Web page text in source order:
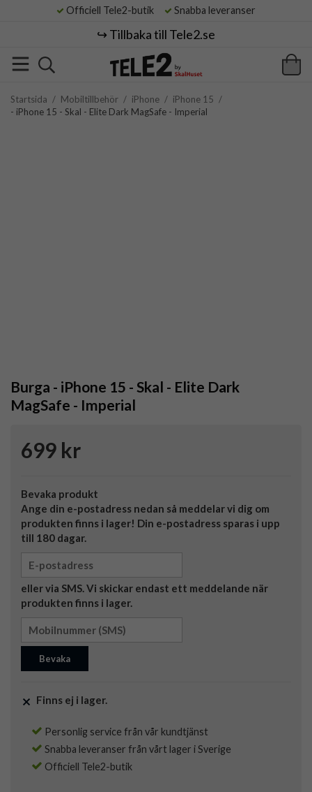
Officiell Tele2-butik Snabba leveranser
↪️ Tillbaka till Tele2.se
Startsida / Mobiltillbehör / iPhone / iPhone 15 /
- iPhone 15 - Skal - Elite Dark MagSafe - Imperial
Burga - iPhone 15 - Skal - Elite Dark
MagSafe - Imperial
699 kr
Bevaka produkt
Ange din e-postadress nedan så meddelar vi dig om
produkten finns i lager! Din e-postadress sparas i upp
till 180 dagar.
eller via SMS. Vi skickar endast ett meddelande när
produkten finns i lager.
Bevaka
Finns ej i lager.
Personlig service från vår kundtjänst
Snabba leveranser från vårt lager i Sverige
Officiell Tele2-butik